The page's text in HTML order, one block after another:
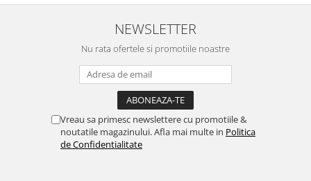
NEWSLETTER
Nu rata ofertele si promotiile noastre
Vreau sa primesc newslettere cu promotiile &
noutatile magazinului. Afla mai multe in Politica
de Confidentialitate